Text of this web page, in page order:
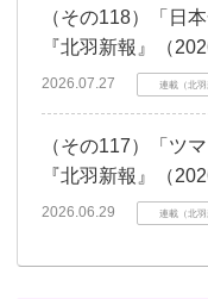
（その118）「日
『北羽新報』（
2026.07.27 連載（北羽
（その117）「ツ
『北羽新報』（
2026.06.29 連載（北羽